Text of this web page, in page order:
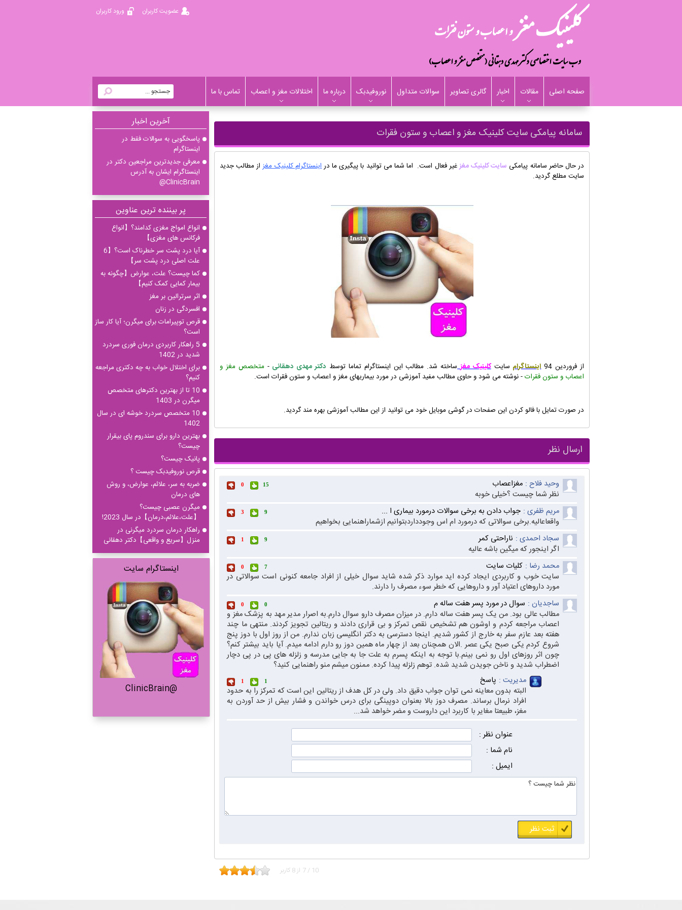
ورود کاربران عضویت کاربران
صفحه اصلی مقالات اخبار گالری تصاویر سوالات متداول نوروفیدبک درباره ما اختلالات مغز و اعصاب تماس با ما
سامانه پیامکی سایت کلینیک مغز و اعصاب و ستون فقرات
در حال حاضر سامانه پیامکی سایت کلینیک مغزغیر فعال است. اما شما می توانید با پیگیری ما دراینستاگرام کلینیک مغزاز مطالب جدید
سایت مطلع گردید.
از فروردین 94 اینستاگرام سایتکلینیک مغز ساخته شد. مطالب این اینستاگرام تماما توسط دکتر مهدی دهقانی -متخصص مغز و
اعصاب و ستون فقرات- نوشته می شود و حاوی مطالب مفید آموزشی در مورد بیماریهای مغز و اعصاب و ستون فقرات است.
در صورت تمایل با فالو کردن این صفحات در گوشی موبایل خود می توانید از این مطالب آموزشی بهره مند گردید.
ارسال نظر
وحید فلاح : مغزاعصاب 15
0
نظر شما چیست ؟خیلی خوبه
مریم ظفری : جواب دادن به برخی سوالات درمورد بیماری ا ... 9
3
واقعاعالیه.برخی سوالاتی که درمورد ام اس وجودداردبتوانیم ازشماراهنمایی بخواهیم
سجاد احمدى : ناراحتى کمر 9
1
اگر اينجور که ميگين باشه عاليه
محمد رضا : کلیات سایت 7
0
سایت خوب و کاربردی ایجاد کرده اید موارد ذکر شده شاید سوال خیلی از افراد جامعه کنونی است سوالاتی در
مورد داروهای اعتیاد آور و داروهایی که خطر سوء مصرف را دارند.
ساجدیان : سوال در مورد پسر هفت ساله م 0
0
مطالب عالی بود. من یک پسر هفت ساله دارم. در میزان مصرف دارو سوال دارم.به اصرار مدیر مهد به پزشک مغز و
اعصاب مراجعه کردم و اوشون هم تشخیص نقص تمرکز و بی قراری دادند و ریتالین تجویز کردند. منتهی ما چند
هفته بعد عازم سفر به خارج از کشور شدیم. اینجا دسترسی به دکتر انگلیسی زبان ندارم. من از روز اول با دوز پنج
شروع کردم یکی صبح یکی عصر .الان همچنان بعد از چهار ماه همین دوز رو دارم ادامه میدم. آیا باید بیشتر کنم؟
چون اثر روزهای اول رو نمی بینم.با توجه به اینکه پسرم به علت جا به جایی مدرسه و زلزله های پی در پی دچار
اضطراب شدید و ناخن جویدن شدید شده. توهم زلزله پیدا کرده. ممنون میشم منو راهنمایی کنید؟
مدیریت : پاسخ 1
1
البته بدون معاینه نمی توان جواب دقیق داد. ولی در کل هدف از ریتالین این است که تمرکز را به حدود
افراد نرمال برساند. مصرف دوز بالا بعنوان دوپینگی برای درس خواندن و فشار بیش از حد آوردن به
مغز، طبیعتا مغایر با کاربرد این داروست و مضر خواهد شد...
عنوان نظر :
نام شما :
ایمیل :
7 / 10 از 8 کاربر
آخرين اخبار
پاسخگویی به سوالات فقط در
اینستاگرام
معرفی جدیدترین مراجعین دکتر در
اینستاگرام ایشان به آدرس
ClinicBrain@
پر بیننده ترین عناوین
انواع امواج مغزی کدامند؟【انواع
فرکانس های مغزی】
آیا درد پشت سر خطرناک است؟【6
علت اصلی درد پشت سر】
کما چیست؟ علت، عوارض【چگونه به
بیمار کمایی کمک کنیم】
اثر سرترالین بر مغز
افسردگی در زنان
قرص توپیرامات برای میگرن؛ آیا کار ساز
است؟
5 راهکار کاربردی درمان فوری سردرد
شدید در 1402
برای اختلال خواب به چه دکتری مراجعه
کنیم؟
10 تا از بهترین دکترهای متخصص
میگرن در 1403
10 متخصص سردرد خوشه ای در سال
1402
بهترین دارو برای سندروم پای بیقرار
چیست؟
پانیک چیست؟
قرص نوروفیدبک چیست ؟
ضربه به سر، علائم، عوارض، و روش
های درمان
میگرن عصبی چیست؟
【علت،علائم،درمان】در سال 2023!
راهکار درمان سردرد میگرنی در
منزل【سریع و واقعی】دکتر دهقانی
اینستاگرام سایت
@ClinicBrain